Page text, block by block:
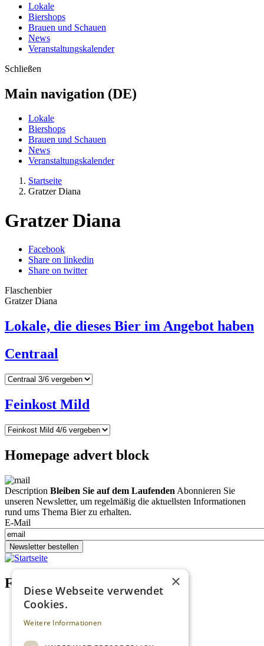
Lokale
Biershops
Brauen und Schauen
News
Veranstaltungskalender
Schließen
Main navigation (DE)
Lokale
Biershops
Brauen und Schauen
News
Veranstaltungskalender
Startseite
Gratzer Diana
Gratzer Diana
Facebook
Share on linkedin
Share on twitter
Flaschenbier
Gratzer Diana
Lokale, die dieses Bier im Angebot haben
Centraal
Feinkost Mild
Homepage advert block
Description Bleiben Sie auf dem Laufenden Abonnieren Sie
unseren Newsletter, um regelmäßig die aktuellsten Informationen
rund ums Thema Bier zu erhalten.
E-Mail
Newsletter bestellen
Footer menu (DE)
Datenschutzrichtlinien
Impressum
Mediadaten
×
Diese Webseite verwendet
Cookies.
Weitere Informationen